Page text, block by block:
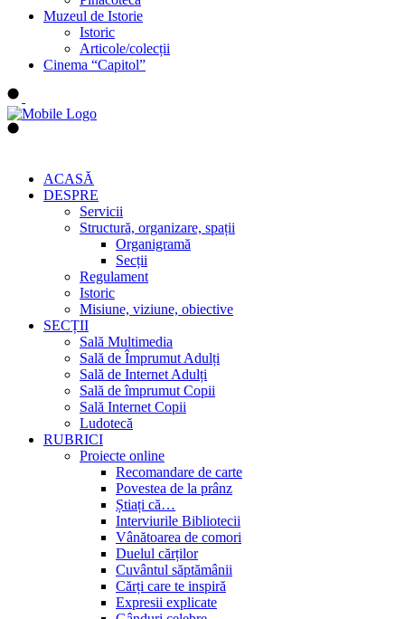
Muzeul de Istorie
Istoric
Articole/colecții
Cinema “Capitol”
ACASĂ
DESPRE
Servicii
Structură, organizare, spații
Organigramă
Secții
Regulament
Istoric
Misiune, viziune, obiective
SECȚII
Sală Multimedia
Sală de Împrumut Adulți
Sală de Internet Adulți
Sală de împrumut Copii
Sală Internet Copii
Ludotecă
RUBRICI
Proiecte online
Recomandare de carte
Povestea de la prânz
Știați că…
Interviurile Bibliotecii
Vânătoarea de comori
Duelul cărților
Cuvântul săptămânii
Cărți care te inspiră
Expresii explicate